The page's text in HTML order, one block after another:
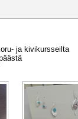
ja kivikursseilta